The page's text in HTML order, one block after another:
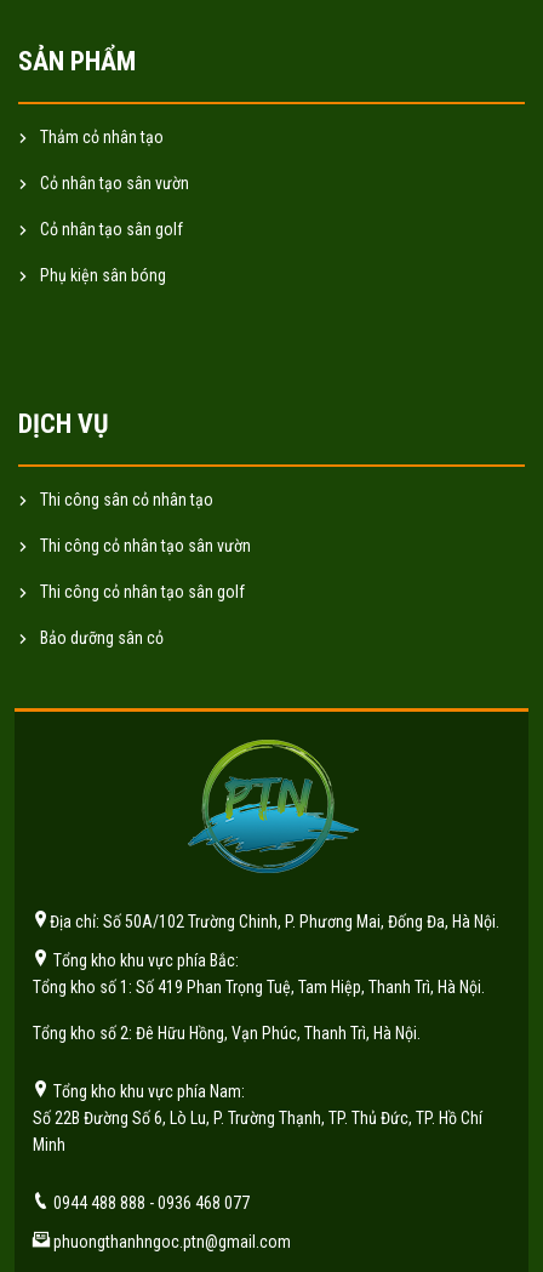
SẢN PHẨM
Thảm cỏ nhân tạo
Cỏ nhân tạo sân vườn
Cỏ nhân tạo sân golf
Phụ kiện sân bóng
DỊCH VỤ
Thi công sân cỏ nhân tạo
Thi công cỏ nhân tạo sân vườn
Thi công cỏ nhân tạo sân golf
Bảo dưỡng sân cỏ
Địa chỉ: Số 50A/102 Trường Chinh, P. Phương Mai, Đống Đa, Hà Nội.
Tổng kho khu vực phía Bắc:
Tổng kho số 1: Số 419 Phan Trọng Tuệ, Tam Hiệp, Thanh Trì, Hà Nội.
Tổng kho số 2: Đê Hữu Hồng, Vạn Phúc, Thanh Trì, Hà Nội.
Tổng kho khu vực phía Nam:
Số 22B Đường Số 6, Lò Lu, P. Trường Thạnh, TP. Thủ Đức, TP. Hồ Chí
Minh
0944 488 888 - 0936 468 077
phuongthanhngoc.ptn@gmail.com